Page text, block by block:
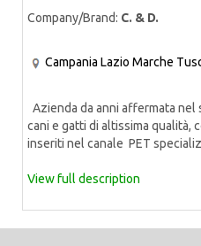
Company/Brand: C. & D.
Campania Lazio Marche
Azienda da anni affermata
cani e gatti di altissima qualità,
inseriti nel canale PET
View full description